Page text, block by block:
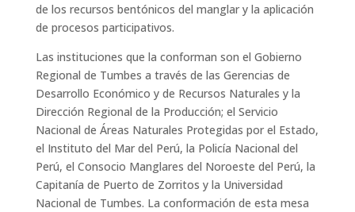
de los recursos bentónicos del manglar y la aplicación
de procesos participativos.
Las instituciones que la conforman son el Gobierno
Regional de Tumbes a través de las Gerencias de
Desarrollo Económico y de Recursos Naturales y la
Dirección Regional de la Producción; el Servicio
Nacional de Áreas Naturales Protegidas por el Estado,
el Instituto del Mar del Perú, la Policía Nacional del
Perú, el Consocio Manglares del Noroeste del Perú, la
Capitanía de Puerto de Zorritos y la Universidad
Nacional de Tumbes. La conformación de esta mesa